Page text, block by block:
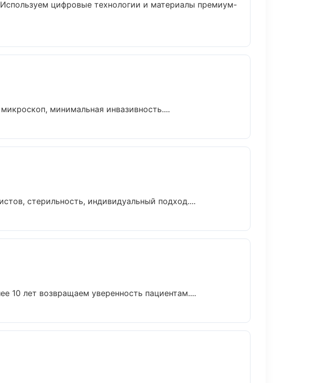
цифровые технологии и материалы премиум-
минимальная инвазивность....
стерильность, индивидуальный подход....
10 лет возвращаем уверенность пациентам....